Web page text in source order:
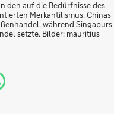
den auf die Bedürfnisse des
Merkantilismus. Chinas
während Singapurs
setzte. Bilder: mauritius